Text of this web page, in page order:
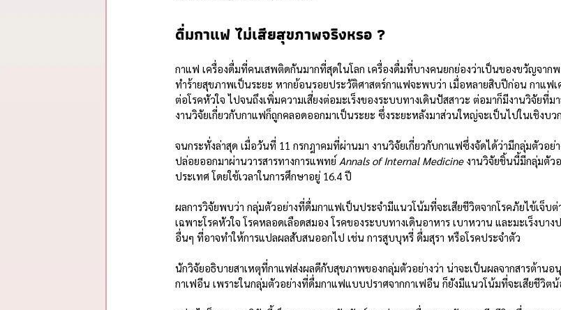
ดื่มกาแฟ ไม่เสียสุขภาพจริงหรอ ?
กาแฟ เครื่องดื่มที่คนเสพติดกันมากที่สุดในโลก เครื่องดื่มที่บางคนยกย่องว่าเป็นของขวัญจาก
ทำร้ายสุขภาพเป็นระยะ หากย้อนรอยประวัติศาสตร์กาแฟจะพบว่า เมื่อหลายสิบปีก่อน กาแฟเ
ต่อโรคหัวใจ ไปจนถึงเพิ่มความเสี่ยงต่อมะเร็งของระบบทางเดินปัสสาวะ ต่อมาก็มีงานวิจัยที่ม
งานวิจัยเกี่ยวกับกาแฟก็ถูกคลอดออกมาเป็นระยะ ซึ่งระยะหลังมาส่วนใหญ่จะเป็นไปในเชิงบวก
จนกระทั่งล่าสุด เมื่อวันที่ 11 กรกฎาคมที่ผ่านมา งานวิจัยเกี่ยวกับกาแฟซึ่งจัดได้ว่ามีกลุ่มตัวอย่
ปล่อยออกมาผ่านวารสารทางการแพทย์ Annals of Internal Medicine งานวิจัยชิ้นนี้มีกลุ่มตัวอ
ประเทศ โดยใช้เวลาในการศึกษาอยู่ 16.4 ปี
ผลการวิจัยพบว่า กลุ่มตัวอย่างที่ดื่มกาแฟเป็นประจำมีแนวโน้มที่จะเสียชีวิตจากโรคภัยไข้เจ็บ
เฉพาะโรคหัวใจ โรคหลอดเลือดสมอง โรคของระบบทางเดินอาหาร เบาหวาน และมะเร็งบา
อื่นๆ ที่อาจทำให้การแปลผลสับสนออกไป เช่น การสูบบุหรี่ ดื่มสุรา หรือโรคประจำตัว
นักวิจัยอธิบายสาเหตุที่กาแฟส่งผลดีกับสุขภาพของกลุ่มตัวอย่างว่า น่าจะเป็นผลจากสารต้านอ
กาเฟอีน เพราะในกลุ่มตัวอย่างที่ดื่มกาแฟแบบปราศจากกาเฟอีน ก็ยังมีแนวโน้มที่จะเสียชีวิต